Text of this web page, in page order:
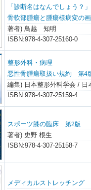
「診断名はなんでしょう？」
骨軟部腫瘍と腫瘍様病変の
著者) 鳥越 知明
ISBN:978-4-307-25160-0
整形外科・病理
悪性骨腫瘍取扱い規約 第4
編集) 日本整形外科学会 / 日
ISBN:978-4-307-25159-4
スポーツ膝の臨床 第2版
著者) 史野 根生
ISBN:978-4-307-25158-7
メディカルストレッチング